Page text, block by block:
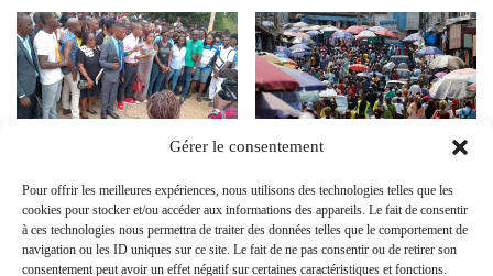
Gérer le consentement
Pour offrir les meilleures expériences, nous utilisons des technologies telles que les
cookies pour stocker et/ou accéder aux informations des appareils. Le fait de consentir
à ces technologies nous permettra de traiter des données telles que le comportement de
navigation ou les ID uniques sur ce site. Le fait de ne pas consentir ou de retirer son
consentement peut avoir un effet négatif sur certaines caractéristiques et fonctions.
campagne de sensibilisation pour
le référendum constitutionnel
10 October 2024
Gabon : quand la peur de parler
20 January 2026